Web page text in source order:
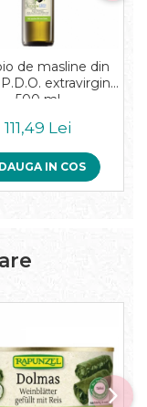
de masline din
extravirgin,
500 ml
111,49 Lei
IN COS